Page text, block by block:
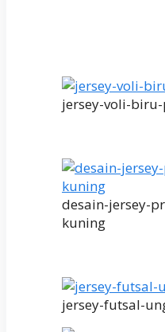
jersey-voli-
desain-jersey-
kuning
jersey-futsal-